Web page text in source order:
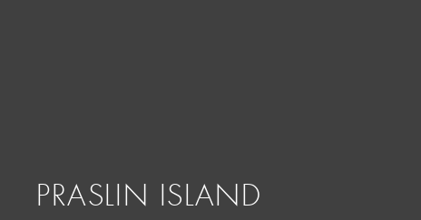
PRASLIN ISLAND